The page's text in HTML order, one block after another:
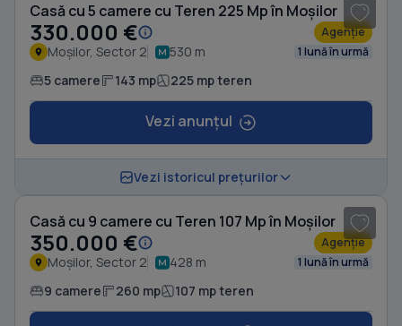
Casă cu 5 camere cu Teren 225 Mp în Moșilor
330.000 € Agenție
Moșilor, Sector 2 530 m 1 lună în urmă
5 camere 143 mp 225 mp teren
Vezi anunțul
Vezi istoricul prețurilor
Casă cu 9 camere cu Teren 107 Mp în Moșilor
350.000 € Agenție
Moșilor, Sector 2 428 m 1 lună în urmă
9 camere 260 mp 107 mp teren